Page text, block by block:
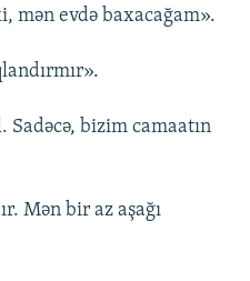
mən evdə baxacağam».
Sadəcə, bizim camaatın
Mən bir az aşağı